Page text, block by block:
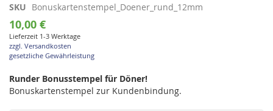
Zum
Anfang
der
Bildgalerie
springen
SKU Bonuskartenstempel_Doener_rund_12mm
10,00 €
Lieferzeit 1-3 Werktage
zzgl. Versandkosten
gesetzliche Gewährleistung
Runder Bonusstempel für Döner!
Bonuskartenstempel zur Kundenbindung.